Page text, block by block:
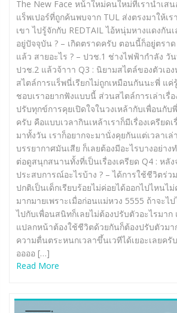
The New Face หน้าใหม่คนใหม่ที่เรานำเส
แร็พเปอร์ที่ถูกค้นพบจาก TUL ส่งตรงมาให้เ
เขา ไปรู้จักกับ REDTAIL ไอ้หนุ่มหางแดงกัน
อยู่ปัจจุบัน ? – เกิดตราดครับ ตอนนี้ก็อยู่ตรา
แล้ว สายอะไร ? – ปวช.1 ช่างไฟฟ้ากำลัง วั
ปวช.2 แล้วจ้าาา Q3 : นิยามสไตล์ของตัวเอง
สไตล์การแร็พนี่เรียกไม่ถูกเหมือนกันนะพี่ แค่
ชอบเราอยากฟังแบบนี้ ส่วนสไตล์การเล่าเรื่
ปรับทุกข์การคุยเปิดใจในวงเหล้ากับเพื่อนกับ
ครับ คือแบบเวลากินเหล้าเราก็มีเรื่องเครียดเ
มาทั้งวัน เราก็อยากจะมานั่งคุยกันแต่เวลาเล่
บรรยากาศมันเสีย ก็เลยต้องมีอะไรบางอย่าง
ต่อดูสนุกสนานทั้งที่เป็นเรื่องเครียด Q4 : หลัง
ประสบการณ์อะไรบ้าง ? – ได้การใช้ชีวิตร่
ปกติเป็นเด็กเรียบร้อยไม่ค่อยได้ออกไปไหนไ
มากมายเพราะเมื่อก่อนแม่หวง 5555 ถ้าจะไ
ไปกับเพื่อนสนิทก็เลยไม่ต้องปรับตัวอะไรมาก
แปลกหน้าต้องใช้ชีวิตด้วยกันก็ต้องปรับตัวม
ความตื่นตระหนกเวลาขึ้นเวทีได้เยอะเลยครั
ออออ […]
Read More